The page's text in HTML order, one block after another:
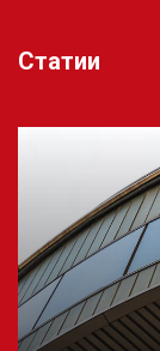
Статии